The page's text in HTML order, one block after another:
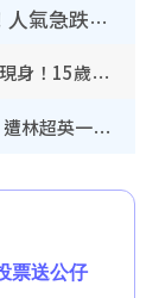
30歲男藝人低調宣布已秘密離巢！人氣急跌變失蹤人口︰「這幾年過得並不容易」
《愛回家》童星Philip仔暫別幕前久違現身！15歲近況暴風長高蛻變帥氣少男
TVB新聞主播陳嘉欣鏡頭前罕有失守！遭林超英一句說話突襲嚇親當場大笑